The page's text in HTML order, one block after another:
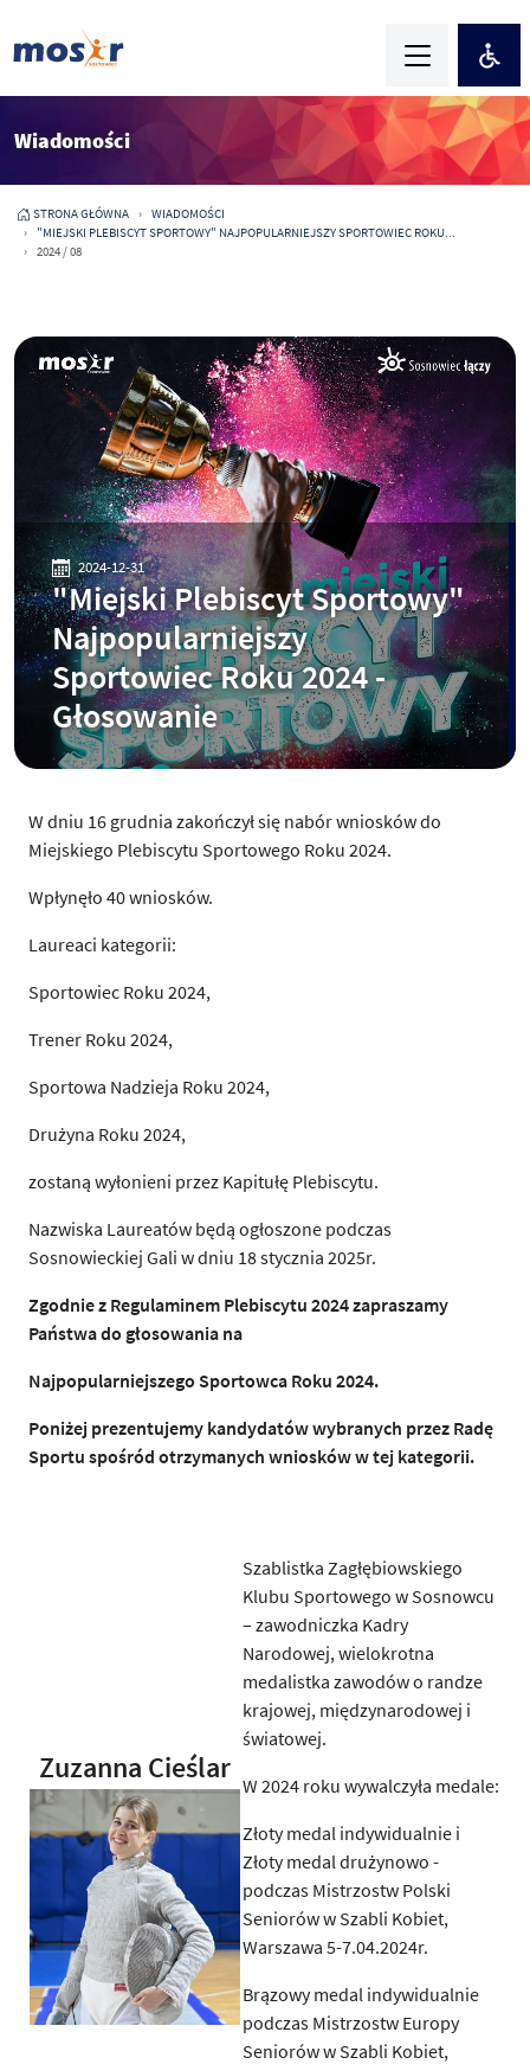
Wiadomości
STRONA GŁÓWNA
WIADOMOŚCI
"MIEJSKI PLEBISCYT SPORTOWY" NAJPOPULARNIEJSZY SPORTOWIEC ROKU...
2024 / 08
2024-12-31
"Miejski Plebiscyt Sportowy"
Najpopularniejszy
Sportowiec Roku 2024 -
Głosowanie
W dniu 16 grudnia zakończył się nabór wniosków do
Miejskiego Plebiscytu Sportowego Roku 2024.
Wpłynęło 40 wniosków.
Laureaci kategorii:
Sportowiec Roku 2024,
Trener Roku 2024,
Sportowa Nadzieja Roku 2024,
Drużyna Roku 2024,
zostaną wyłonieni przez Kapitułę Plebiscytu.
Nazwiska Laureatów będą ogłoszone podczas
Sosnowieckiej Gali w dniu 18 stycznia 2025r.
Zgodnie z Regulaminem Plebiscytu 2024 zapraszamy
Państwa do głosowania na
Najpopularniejszego Sportowca Roku 2024.
Poniżej prezentujemy kandydatów wybranych przez Radę
Sportu spośród otrzymanych wniosków w tej kategorii.
Zuzanna Cieślar
Szablistka Zagłębiowskiego
Klubu Sportowego w Sosnowcu
– zawodniczka Kadry
Narodowej, wielokrotna
medalistka zawodów o randze
krajowej, międzynarodowej i
światowej.
W 2024 roku wywalczyła medale:
Złoty medal indywidualnie i
Złoty medal drużynowo -
podczas Mistrzostw Polski
Seniorów w Szabli Kobiet,
Warszawa 5-7.04.2024r.
Brązowy medal indywidualnie
podczas Mistrzostw Europy
Seniorów w Szabli Kobiet,